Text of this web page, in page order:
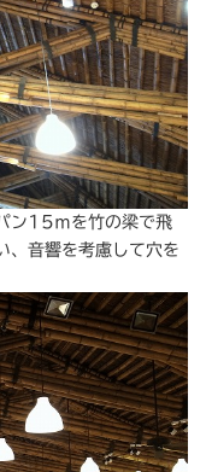
ン15ｍを竹の梁で飛
、音響を考慮して穴を